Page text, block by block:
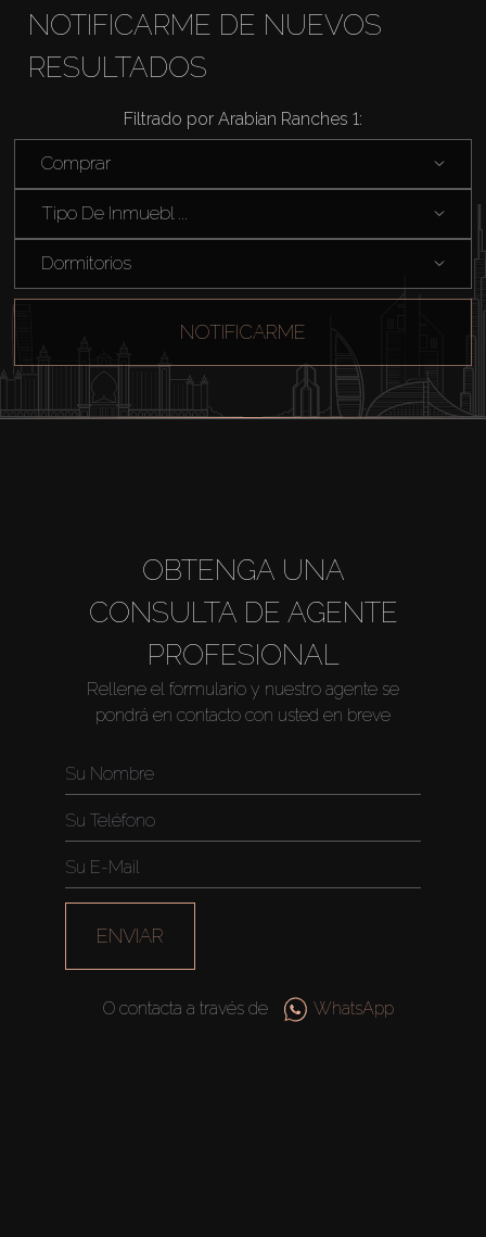
Alquilar
Venta
Sobre Plano
Agentes
NOTIFICARME DE NUEVOS
RESULTADOS
Filtrado por Arabian Ranches 1:
Comprar
Tipo De Inmuebl ...
Dormitorios
NOTIFICARME
OBTENGA UNA
CONSULTA DE AGENTE
PROFESIONAL
Rellene el formulario y nuestro agente se
pondrá en contacto con usted en breve
ENVIAR
O contacta a través de WhatsApp